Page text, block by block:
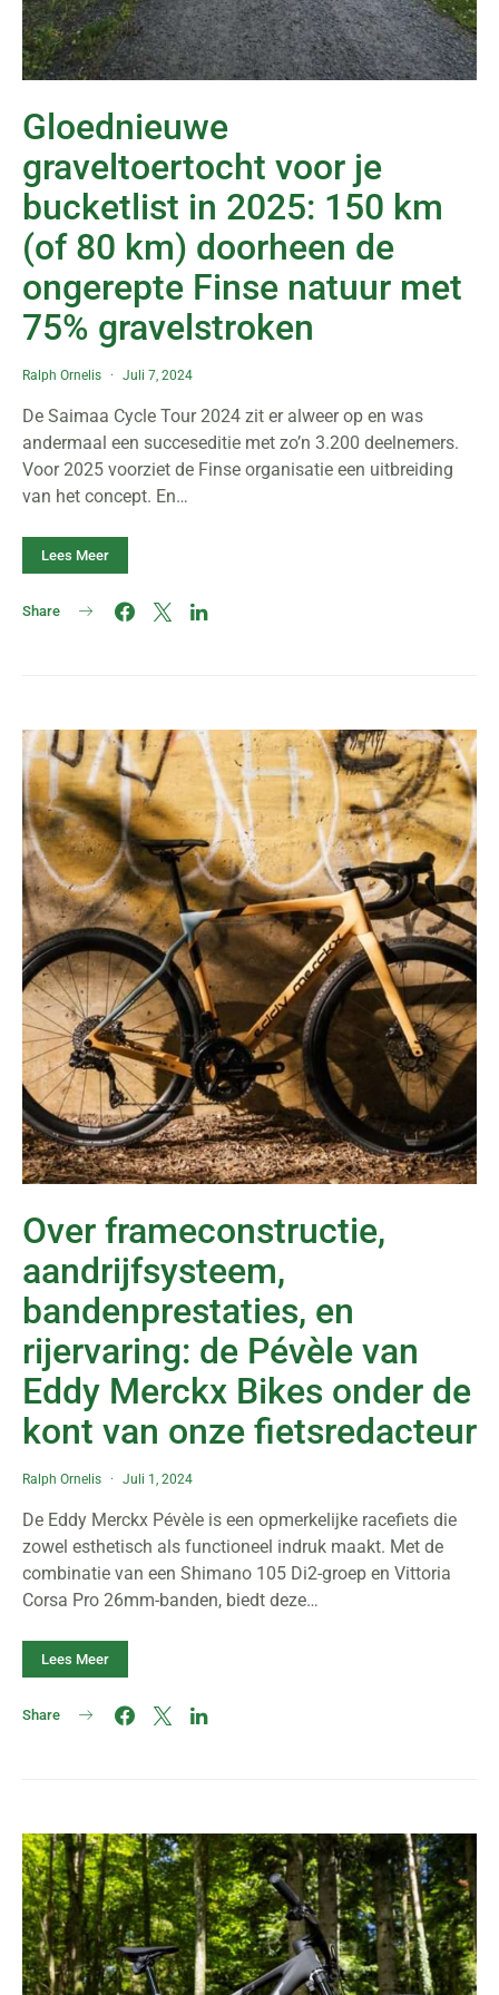
Gloednieuwe
graveltoertocht voor je
bucketlist in 2025: 150 km
(of 80 km) doorheen de
ongerepte Finse natuur met
75% gravelstroken
Ralph Ornelis Juli 7, 2024
De Saimaa Cycle Tour 2024 zit er alweer op en was
andermaal een succeseditie met zo’n 3.200 deelnemers.
Voor 2025 voorziet de Finse organisatie een uitbreiding
van het concept. En…
Lees Meer
Share
Over frameconstructie,
aandrijfsysteem,
bandenprestaties, en
rijervaring: de Pévèle van
Eddy Merckx Bikes onder de
kont van onze fietsredacteur
Ralph Ornelis Juli 1, 2024
De Eddy Merckx Pévèle is een opmerkelijke racefiets die
zowel esthetisch als functioneel indruk maakt. Met de
combinatie van een Shimano 105 Di2-groep en Vittoria
Corsa Pro 26mm-banden, biedt deze…
Lees Meer
Share